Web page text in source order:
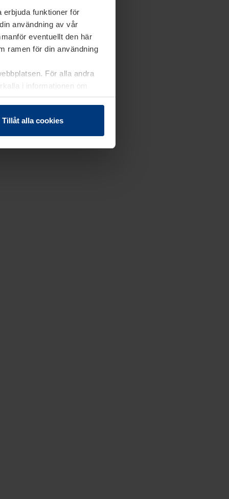
erbjuda funktioner för
användning av vår
eventuellt den här
ramen för din användning
För alla andra
i informationen om
Tillåt alla cookies